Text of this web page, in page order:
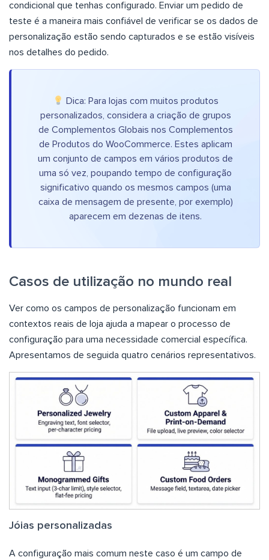
condicional que tenhas configurado. Enviar um pedido de
teste é a maneira mais confiável de verificar se os dados de
personalização estão sendo capturados e se estão visíveis
nos detalhes do pedido.
Dica: Para lojas com muitos produtos
personalizados, considera a criação de grupos
de Complementos Globais nos Complementos
de Produtos do WooCommerce. Estes aplicam
um conjunto de campos em vários produtos de
uma só vez, poupando tempo de configuração
significativo quando os mesmos campos (uma
caixa de mensagem de presente, por exemplo)
aparecem em dezenas de itens.
Casos de utilização no mundo real
Ver como os campos de personalização funcionam em
contextos reais de loja ajuda a mapear o processo de
configuração para uma necessidade comercial específica.
Apresentamos de seguida quatro cenários representativos.
Jóias personalizadas
A configuração mais comum neste caso é um campo de